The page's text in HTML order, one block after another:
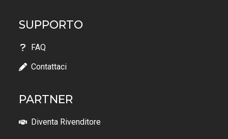
SUPPORTO
FAQ
Contattaci
PARTNER
Diventa Rivenditore